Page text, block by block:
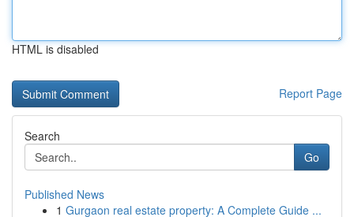
HTML is disabled
Report Page
Search
Go
Published News
1 Gurgaon real estate property: A Complete Guide ...